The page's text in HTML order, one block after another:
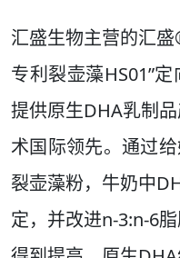
汇盛生物主营的汇
专利裂壶藻HS01”
提供原生DHA乳制
术国际领先。通过
裂壶藻粉，牛奶中
定，并改进n-3:n-6